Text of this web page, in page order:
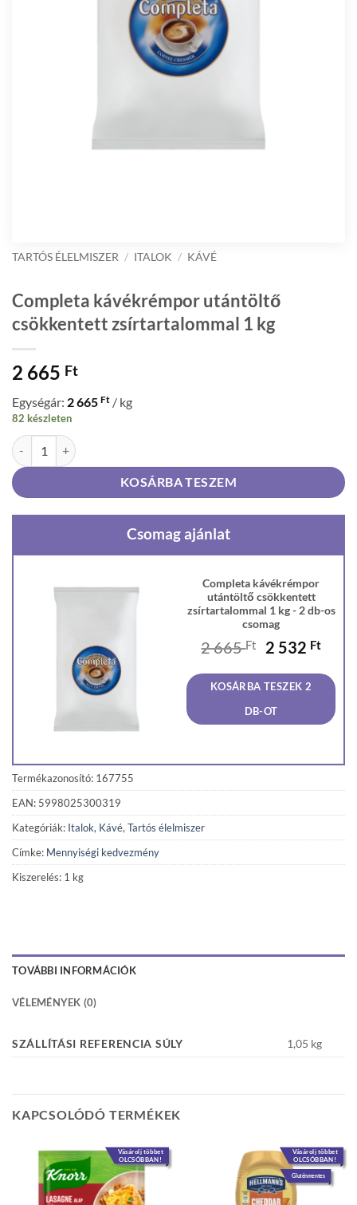
TARTÓS ÉLELMISZER / ITALOK / KÁVÉ
Completa kávékrémpor utántöltő
csökkentett zsírtartalommal 1 kg
2 665 Ft
Egységár: 2 665 Ft / kg
82 készleten
Completa kávékrémpor utántöltő csökkentett zsírtartalommal 1 kg
KOSÁRBA TESZEM
Csomag ajánlat
Completa kávékrémpor
utántöltő csökkentett
zsírtartalommal 1 kg - 2 db-os
csomag
2 665Ft
Original
was:
2
665 Ft.
2 532 Ft
is:
532
KOSÁRBA TESZEK 2
DB-OT
Termékazonosító: 167755
EAN: 5998025300319
Kategóriák: Italok, Kávé, Tartós élelmiszer
Címke: Mennyiségi kedvezmény
Kiszerelés: 1 kg
TOVÁBBI INFORMÁCIÓK
VÉLEMÉNYEK (0)
SZÁLLÍTÁSI REFERENCIA SÚLY 1,05 kg
KAPCSOLÓDÓ TERMÉKEK
Vásárolj többet
OLCSÓBBAN!
Vásárolj többet
OLCSÓBBAN!
Gluténmentes